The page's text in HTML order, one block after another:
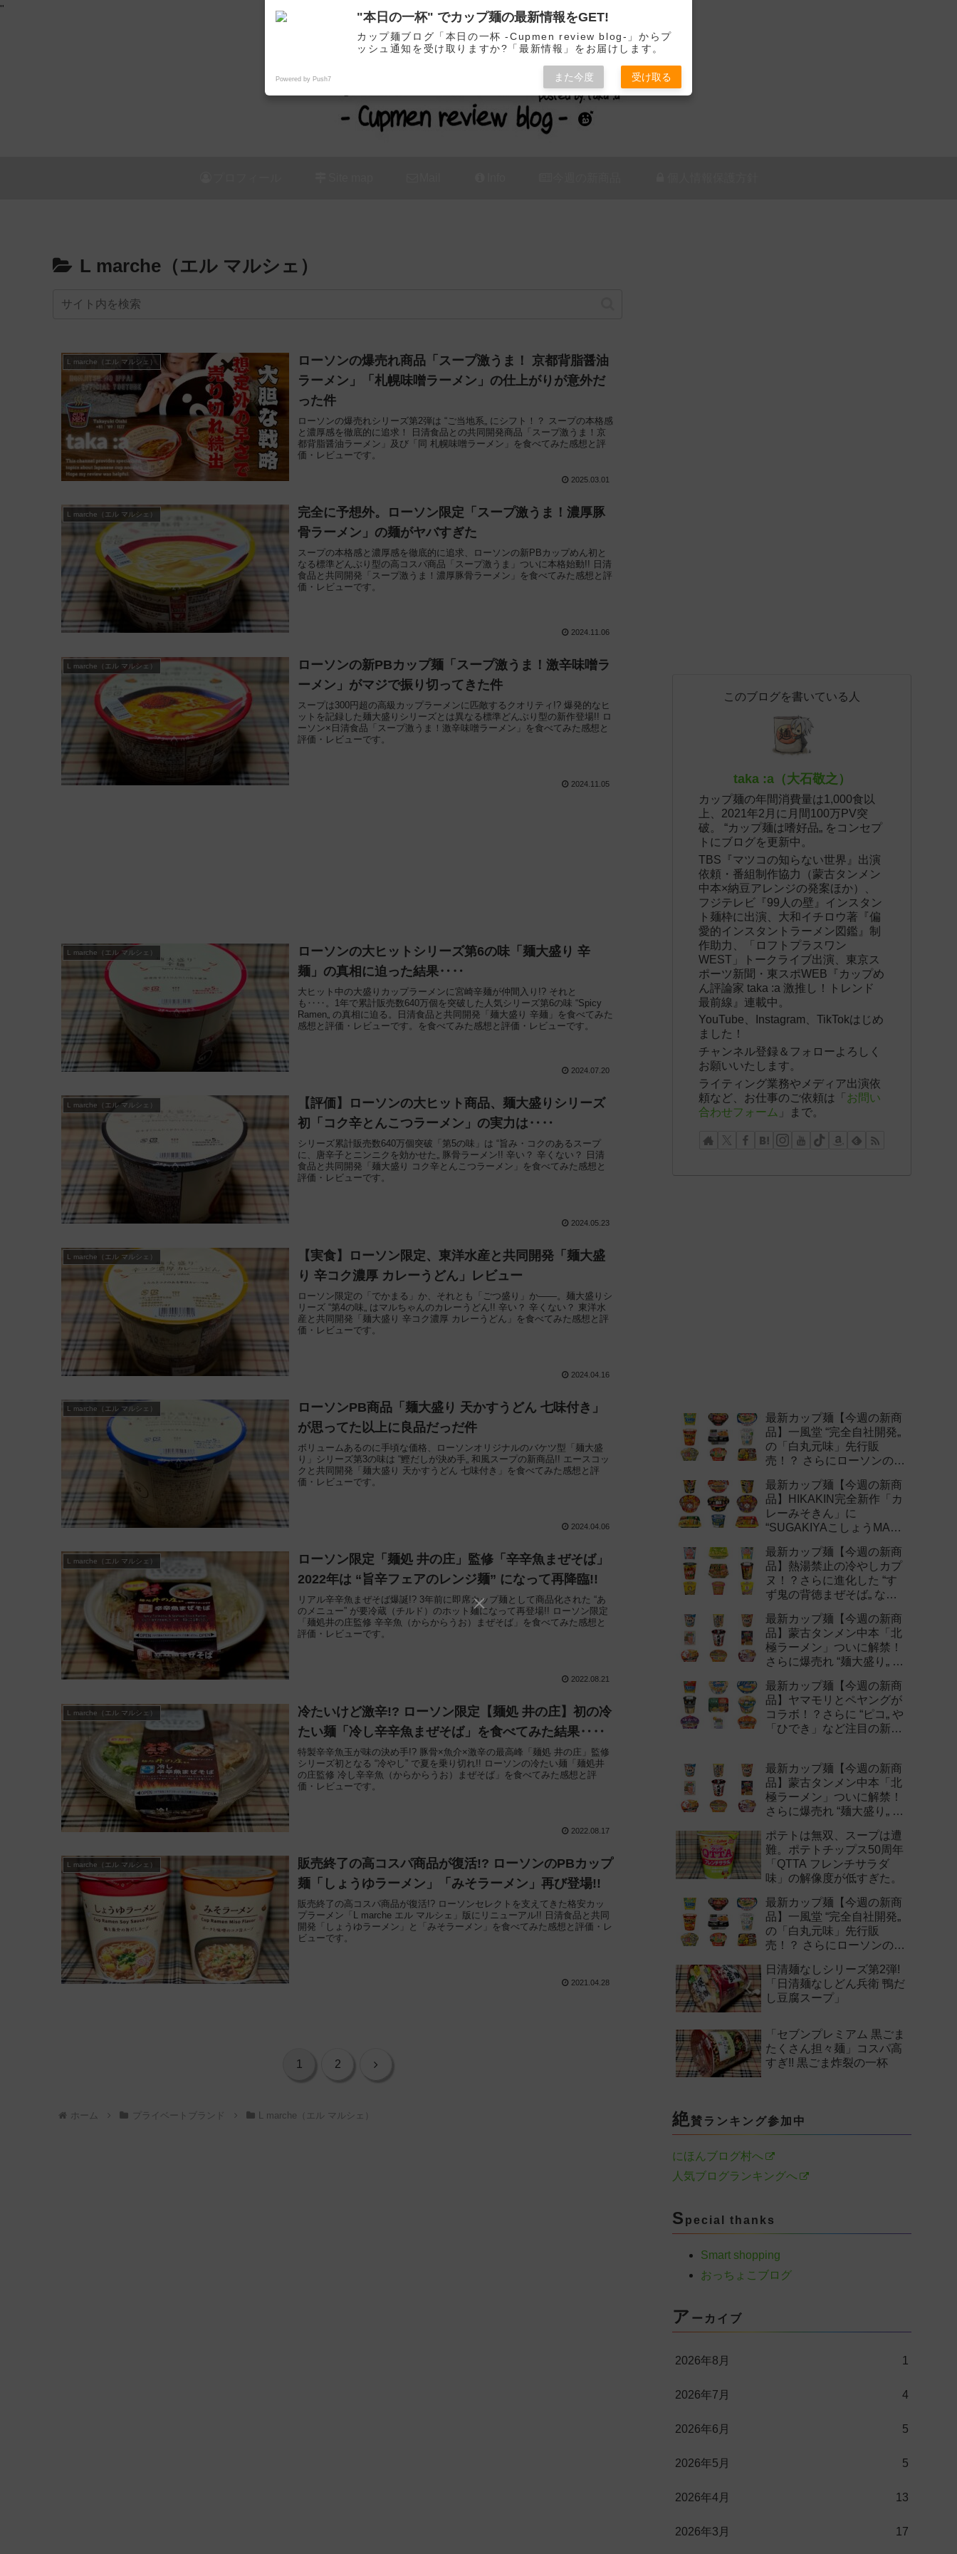
"
カップ麺の新商品をレビュー / アレンジするブログ
L marche（エル マルシェ）
L marche（エル マルシェ）
ローソンの爆売れ商品「スープ激うま！ 京都背脂醤油
ラーメン」「札幌味噌ラーメン」の仕上がりが意外だ
った件
ローソンの爆売れシリーズ第2弾は “ご当地系„ にシフト！？ スープの本格感
と濃厚感を徹底的に追求！ 日清食品との共同開発商品「スープ激うま！京
都背脂醤油ラーメン」及び「同 札幌味噌ラーメン」を食べてみた感想と評
価・レビューです。
2025.03.01
L marche（エル マルシェ）
完全に予想外。ローソン限定「スープ激うま！濃厚豚
骨ラーメン」の麺がヤバすぎた
スープの本格感と濃厚感を徹底的に追求、ローソンの新PBカップめん初と
なる標準どんぶり型の高コスパ商品「スープ激うま」ついに本格始動!! 日清
食品と共同開発「スープ激うま！濃厚豚骨ラーメン」を食べてみた感想と評
価・レビューです。
2024.11.06
L marche（エル マルシェ）
ローソンの新PBカップ麺「スープ激うま！激辛味噌ラ
ーメン」がマジで振り切ってきた件
スープは300円超の高級カップラーメンに匹敵するクオリティ!? 爆発的なヒ
ットを記録した麺大盛りシリーズとは異なる標準どんぶり型の新作登場!! ロ
ーソン×日清食品「スープ激うま！激辛味噌ラーメン」を食べてみた感想と
評価・レビューです。
2024.11.05
L marche（エル マルシェ）
ローソンの大ヒットシリーズ第6の味「麺大盛り 辛
麺」の真相に迫った結果‥‥
大ヒット中の大盛りカップラーメンに宮崎辛麺が仲間入り!? それと
も‥‥。1年で累計販売数640万個を突破した人気シリーズ第6の味 “Spicy
Ramen„ の真相に迫る。日清食品と共同開発「麺大盛り 辛麺」を食べてみた
感想と評価・レビューです。を食べてみた感想と評価・レビューです。
2024.07.20
L marche（エル マルシェ）
【評価】ローソンの大ヒット商品、麺大盛りシリーズ
初「コク辛とんこつラーメン」の実力は‥‥
シリーズ累計販売数640万個突破「第5の味」は “旨み・コクのあるスープ
に、唐辛子とニンニクを効かせた„ 豚骨ラーメン!! 辛い？ 辛くない？ 日清
食品と共同開発「麺大盛り コク辛とんこつラーメン」を食べてみた感想と
評価・レビューです。
2024.05.23
L marche（エル マルシェ）
【実食】ローソン限定、東洋水産と共同開発「麺大盛
り 辛コク濃厚 カレーうどん」レビュー
ローソン限定の「でかまる」か、それとも「ごつ盛り」か——。麺大盛りシ
リーズ “第4の味„ はマルちゃんのカレーうどん!! 辛い？ 辛くない？ 東洋水
産と共同開発「麺大盛り 辛コク濃厚 カレーうどん」を食べてみた感想と評
価・レビューです。
2024.04.16
L marche（エル マルシェ）
ローソンPB商品「麺大盛り 天かすうどん 七味付き」
が思ってた以上に良品だっだ件
ボリュームあるのに手頃な価格、ローソンオリジナルのバケツ型「麺大盛
り」シリーズ第3の味は “鰹だしが決め手„ 和風スープの新商品!! エースコッ
クと共同開発「麺大盛り 天かすうどん 七味付き」を食べてみた感想と評
価・レビューです。
2024.04.06
L marche（エル マルシェ）
ローソン限定「麺処 井の庄」監修「辛辛魚まぜそば」
2022年は “旨辛フェアのレンジ麺” になって再降臨!!
リアル辛辛魚まぜそば爆誕!? 3年前に即席カップ麺として商品化された “あ
のメニュー” が要冷蔵（チルド）のホット麺になって再登場!! ローソン限定
「麺処井の庄監修 辛辛魚（からからうお）まぜそば」を食べてみた感想と
評価・レビューです。
2022.08.21
L marche（エル マルシェ）
冷たいけど激辛!? ローソン限定【麺処 井の庄】初の冷
たい麺「冷し辛辛魚まぜそば」を食べてみた結果‥‥
特製辛辛魚玉が味の決め手!? 豚骨×魚介×激辛の最高峰「麺処 井の庄」監修
シリーズ初となる “冷やし” で夏を乗り切れ!! ローソンの冷たい麺「麺処井
の庄監修 冷し辛辛魚（からからうお）まぜそば」を食べてみた感想と評
価・レビューです。
2022.08.17
L marche（エル マルシェ）
販売終了の高コスパ商品が復活!? ローソンのPBカップ
麺「しょうゆラーメン」「みそラーメン」再び登場!!
販売終了の高コスパ商品が復活!? ローソンセレクトを支えてきた格安カッ
プラーメン「L marche エル マルシェ」版にリニューアル!! 日清食品と共同
開発「しょうゆラーメン」と「みそラーメン」を食べてみた感想と評価・レ
ビューです。
2021.04.28
1 2 次
ホーム プライベートブランド L marche（エル マルシェ）
このブログを書いている人
taka :a（大石敬之）
カップ麺の年間消費量は1,000食以
上、2021年2月に月間100万PV突
破。 “カップ麺は嗜好品„ をコンセプ
トにブログを更新中。
TBS『マツコの知らない世界』出演
依頼・番組制作協力（蒙古タンメン
中本×納豆アレンジの発案ほか）、
フジテレビ『99人の壁』インスタン
ト麺枠に出演、大和イチロウ著『偏
愛的インスタントラーメン図鑑』制
作助力、「ロフトプラスワン
WEST」トークライブ出演、東京ス
ポーツ新聞・東スポWEB『カップめ
ん評論家 taka :a 激推し！トレンド
最前線』連載中。
YouTube、Instagram、TikTokはじめ
ました！
チャンネル登録＆フォローよろしく
お願いいたします。
ライティング業務やメディア出演依
頼など、お仕事のご依頼は「 お問い
合わせフォーム 」まで。
最新カップ麺【今週の新商
品】一風堂 “完全自社開発„
の「白丸元味」先行販
売！？ さらにローソンの激
新作まとめ！
最新カップ麺【今週の新商
品】HIKAKIN完全新作「カ
レーみそきん」に
“SUGAKIYAこしょうMAX„
最新カップ麺【今週の新商
品】熱湯禁止の冷やしカプ
ヌ！？さらに進化した “す
ず鬼の背徳まぜそば„ など
最新カップ麺【今週の新商
品】蒙古タンメン中本「北
極ラーメン」ついに解禁！
さらに爆売れ “麺大盛り„ シ
作まとめ！
最新カップ麺【今週の新商
品】ヤマモリとペヤングが
コラボ！？さらに “ピコ„ や
「ひでき」など注目の新作
最新カップ麺【今週の新商
品】蒙古タンメン中本「北
極ラーメン」ついに解禁！
さらに爆売れ “麺大盛り„ シ
作まとめ！
ポテトは無双、スープは遭
難。ポテトチップス50周年
「QTTA フレンチサラダ
味」の解像度が低すぎた。
最新カップ麺【今週の新商
品】一風堂 “完全自社開発„
の「白丸元味」先行販
売！？ さらにローソンの激
新作まとめ！
日清麺なしシリーズ第2弾!
「日清麺なしどん兵衛 鴨だ
し豆腐スープ」
「セブンプレミアム 黒ごま
たくさん担々麺」コスパ高
すぎ!! 黒ごま炸裂の一杯
絶賛ランキング参加中
にほんブログ村へ
人気ブログランキングへ
S pecial thanks
Smart shopping
おっちょこブログ
ア ーカイブ
2026年8月 1
2026年7月 4
2026年6月 5
2026年5月 5
2026年4月 13
2026年3月 17
"本日の一杯" でカップ麺の最新情報をGET!
カップ麺ブログ「本日の一杯 -Cupmen review blog-」からプ
ッシュ通知を受け取りますか?「最新情報」をお届けします。
Powered by Push7 また今度 受け取る